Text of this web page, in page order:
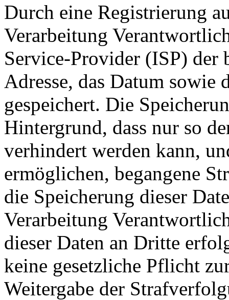
Durch eine Registrierung
Verarbeitung
Service-Provider (ISP) der
Adresse, das Datum
gespeichert. Die
Hintergrund, dass nur so
verhindert werden kann,
ermöglichen, begangene
die Speicherung dieser
Verarbeitung
dieser Daten an Dritte
keine gesetzliche Pflicht
Weitergabe der